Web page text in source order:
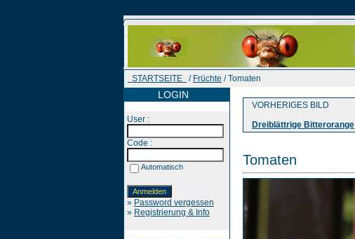
STARTSEITE / Früchte / Tomaten
LOGIN
User :
Code :
Automatisch
» Password vergessen
» Registrierung & Info
VORHERIGES BILD
Dreiblättrige Bitterorange
Tomaten